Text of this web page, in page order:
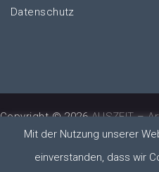
Datenschutz
Copyright © 2026AUSZEIT –
rights reserved.|Konzept,
Umsetzung:move on
Mit der Nutzung unserer
einverstanden, dass wir